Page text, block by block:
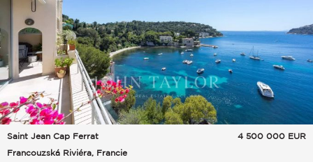
Saint Jean Cap Ferrat
Francouzská Riviéra, Francie
4 500 000 EUR